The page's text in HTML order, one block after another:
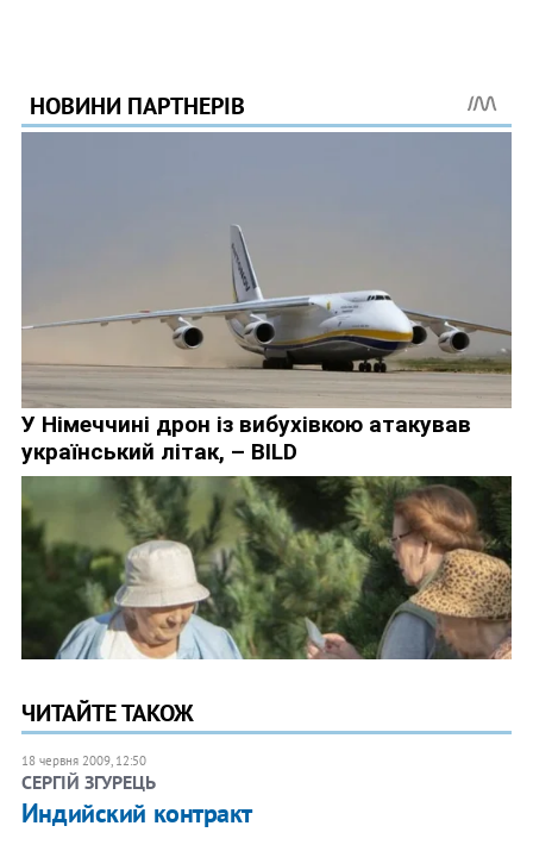
ЧИТАЙТЕ ТАКОЖ
18 червня 2009, 12:50
СЕРГІЙ ЗГУРЕЦЬ
Индийский контракт